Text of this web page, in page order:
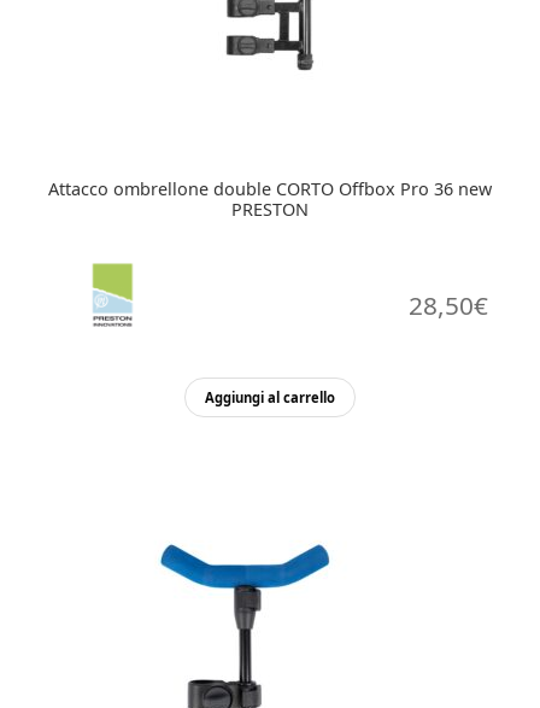
Attacco ombrellone double CORTO Offbox Pro 36 new
PRESTON
28,50€
Aggiungi al carrello